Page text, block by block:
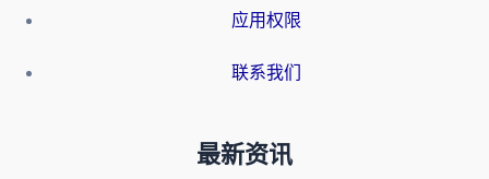
应用权限
联系我们
最新资讯